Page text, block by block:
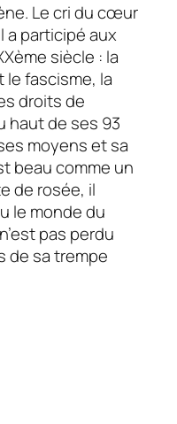
Le cri du cœur
a participé aux
siècle : la
fascisme, la
droits de
haut de ses 93
moyens et sa
beau comme un
de rosée, il
le monde du
pas perdu
de sa trempe